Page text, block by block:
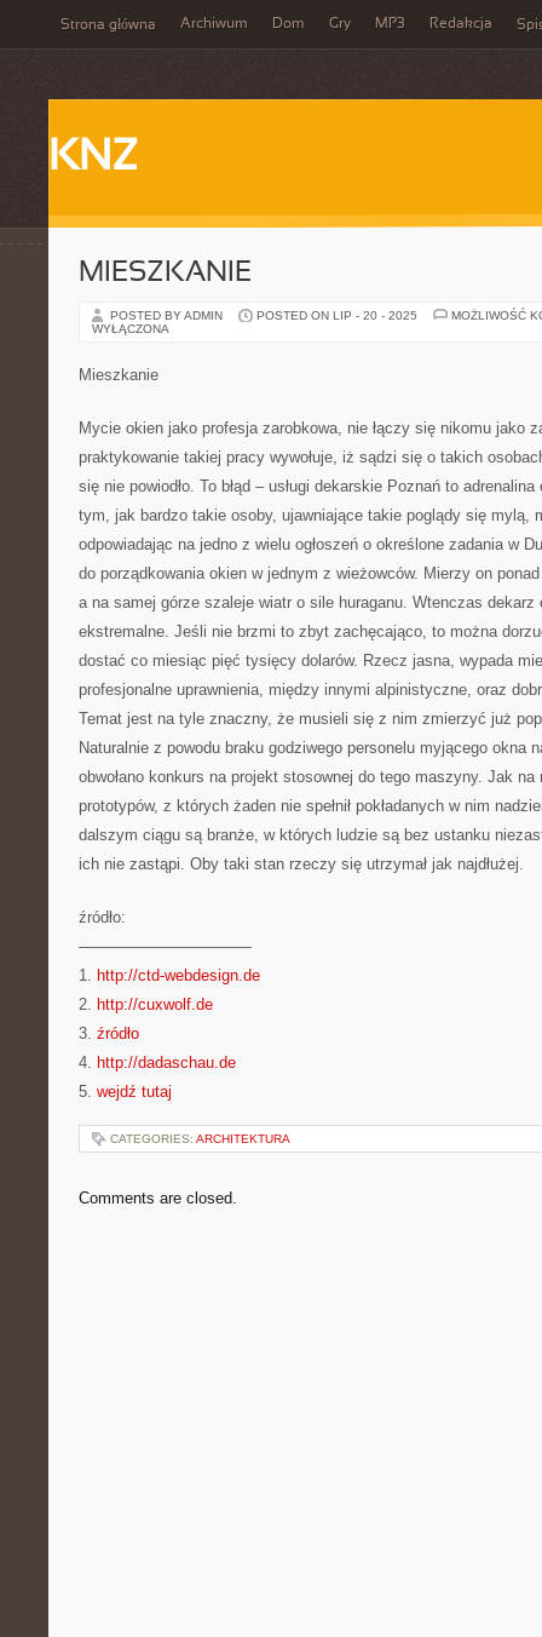
Strona główna Archiwum Dom Gry MP3 Redakcja
KNZ
MIESZKANIE
POSTED BY ADMIN POSTED ON LIP - 20 - 2025
MOŻLIWOŚĆ
WYŁĄCZONA
Mieszkanie
Mycie okien jako profesja zarobkowa, nie łączy się nikomu jako
praktykowanie takiej pracy wywołuje, iż sądzi się o takich
się nie powiodło. To błąd – usługi dekarskie Poznań to
tym, jak bardzo takie osoby, ujawniające takie poglądy się mylą,
odpowiadając na jedno z wielu ogłoszeń o określone zadania w
do porządkowania okien w jednym z wieżowców. Mierzy on
a na samej górze szaleje wiatr o sile huraganu. Wtenczas dekarz
ekstremalne. Jeśli nie brzmi to zbyt zachęcająco, to można
dostać co miesiąc pięć tysięcy dolarów. Rzecz jasna, wypada
profesjonalne uprawnienia, między innymi alpinistyczne, oraz
Temat jest na tyle znaczny, że musieli się z nim zmierzyć już
Naturalnie z powodu braku godziwego personelu myjącego okna
obwołano konkurs na projekt stosownej do tego maszyny. Jak na
prototypów, z których żaden nie spełnił pokładanych w nim
dalszym ciągu są branże, w których ludzie są bez ustanku
ich nie zastąpi. Oby taki stan rzeczy się utrzymał jak najdłużej.
źródło:
———————————
1. http://ctd-webdesign.de
2. http://cuxwolf.de
3. źródło
4. http://dadaschau.de
5. wejdź tutaj
CATEGORIES: ARCHITEKTURA
Comments are closed.